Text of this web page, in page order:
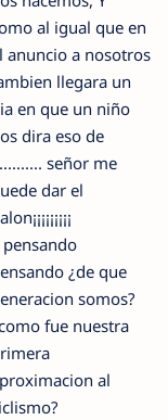
al igual que en
anuncio a nosotros
llegara un
en que un niño
dira eso de
señor me
dar el
¿de que
somos?
fue nuestra
al